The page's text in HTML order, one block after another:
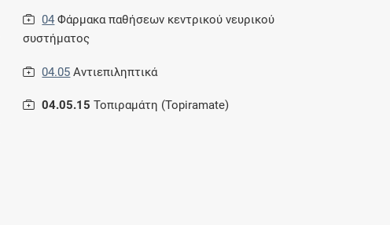
04 Φάρμακα παθήσεων κεντρικού νευρικού
συστήματος
04.05 Αντιεπιληπτικά
04.05.15 Τοπιραμάτη (Topiramate)